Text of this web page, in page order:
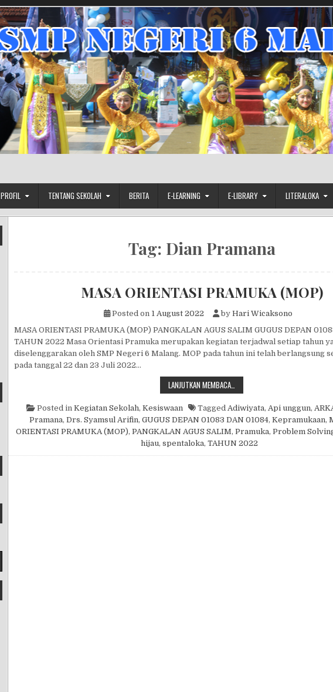
PROFIL TENTANG SEKOLAH BERITA E-LEARNING E-LIBRARY LITERALOKA
Tag: Dian Pramana
MASA ORIENTASI PRAMUKA (MOP)
Posted on 1 August 2022 by Hari Wicaksono
MASA ORIENTASI PRAMUKA (MOP) PANGKALAN AGUS SALIM GUGUS DEPAN
TAHUN 2022 Masa Orientasi Pramuka merupakan kegiatan terjadwal setiap tahun
diselenggarakan oleh SMP Negeri 6 Malang. MOP pada tahun ini telah berlangsung
pada tanggal 22 dan 23 Juli 2022…
LANJUTKAN MEMBACA…
Posted in Kegiatan Sekolah, Kesiswaan Tagged Adiwiyata, Api unggun,
Pramana, Drs. Syamsul Arifin, GUGUS DEPAN 01083 DAN 01084, Kepramukaan,
ORIENTASI PRAMUKA (MOP), PANGKALAN AGUS SALIM, Pramuka, Problem
hijau, spentaloka, TAHUN 2022